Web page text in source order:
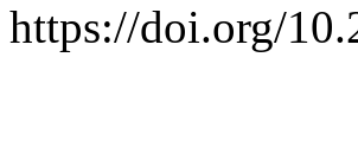
https://doi.org/